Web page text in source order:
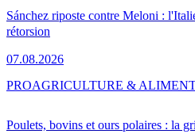
Sánchez riposte contre Meloni :
rétorsion
07.08.2026
Poulets, bovins et ours polaires : la
PROAGRICULTURE &